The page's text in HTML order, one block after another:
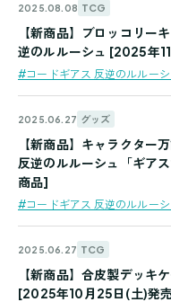
2025.08.08 TCG
#コードギアス 反逆のルルーシ
【新商品】ブロッコリー
逆のルルーシュ [2025年
2025.06.27 グッズ
#コードギアス 反逆のルルーシ
【新商品】キャラクター
反逆のルルーシュ「ギア
商品]
2025.06.27 TCG
【新商品】合皮製デッキ
[2025年10月25日(土)発